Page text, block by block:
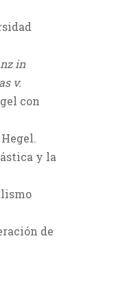
in
v.
con
y la
de